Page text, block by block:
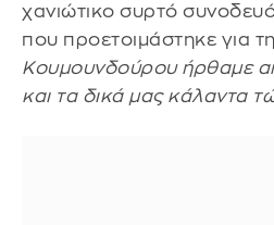
χανιώτικο συρτό
που προετοιμάστηκε για
Κουμουνδούρου ήρθαμε
και τα δικά μας κάλαντα